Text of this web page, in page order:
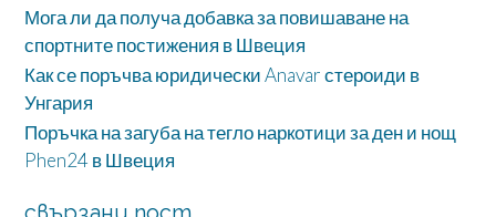
Мога ли да получа добавка за повишаване на
спортните постижения в Швеция
Как се поръчва юридически Anavar стероиди в
Унгария
Поръчка на загуба на тегло наркотици за ден и нощ
Phen24 в Швеция